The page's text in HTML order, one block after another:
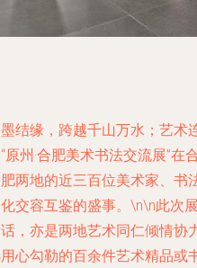
结缘，跨越千山万水；艺术
原州·合肥美术书法交流展”
两地的近三百位美术家、书
交容互鉴的盛事。\n\n此次
，亦是两地艺术同仁倾情协
心勾勒的百余件艺术精品或